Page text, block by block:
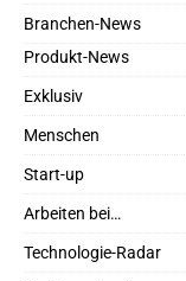
Branchen-News
Produkt-News
Exklusiv
Menschen
Start-up
Arbeiten bei…
Technologie-Radar